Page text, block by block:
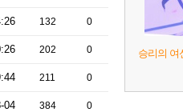
132 0
202 0
211 0
04 384 0
승리의 여